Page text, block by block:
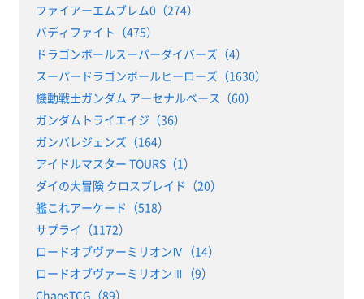
ファイアーエムブレム0（274）
バディファイト（475）
ドラゴンボールスーパーダイバーズ（4）
スーパードラゴンボールヒーローズ（1630）
機動戦士ガンダム アーセナルベース（60）
ガンダムトライエイジ（36）
ガンバレジェンズ（164）
アイドルマスター TOURS（1）
ダイの大冒険 クロスブレイド（20）
艦これアーケード（518）
サプライ（1172）
ロードオブヴァーミリオンⅣ（14）
ロードオブヴァーミリオンⅢ（9）
ChaosTCG（89）